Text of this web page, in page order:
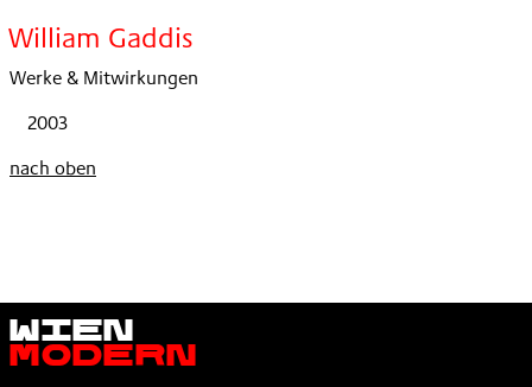
William Gaddis
Werke & Mitwirkungen
2003
nach oben
Wien
Modern